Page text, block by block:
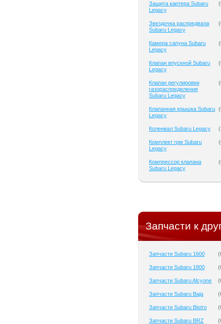
Защита картера Subaru
Legacy
(
Звездочка распредвала
Subaru Legacy
(
Камера сапуна Subaru
Legacy
(
Клапан впускной Subaru
Legacy
(
Клапан регулировки
газораспределения
Subaru Legacy
(
Клапанная крышка Subaru
Legacy
(
Коленвал Subaru Legacy (
Комплект грм Subaru
Legacy
(
Компрессор клапана
Subaru Legacy
(
Запчасти к
Запчасти Subaru 1600 (
Запчасти Subaru 1800 (
Запчасти Subaru Alcyone (
Запчасти Subaru Baja (
Запчасти Subaru Bistro (
Запчасти Subaru BRZ (